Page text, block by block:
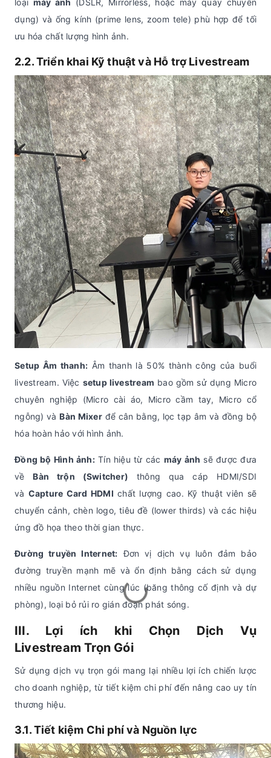
loại máy ảnh (DSLR, Mirrorless, hoặc máy quay chuyên
dụng) và ống kính (prime lens, zoom tele) phù hợp để tối
ưu hóa chất lượng hình ảnh.
2.2. Triển khai Kỹ thuật và Hỗ trợ Livestream
Setup Âm thanh: Âm thanh là 50% thành công của buổi
livestream. Việc setup livestream bao gồm sử dụng Micro
chuyên nghiệp (Micro cài áo, Micro cầm tay, Micro cổ
ngỗng) vàBàn Mixerđể cân bằng, lọc tạp âm và đồng bộ
hóa hoàn hảo với hình ảnh.
Đồng bộ Hình ảnh:Tín hiệu từ các máy ảnh sẽ được đưa
vềBàn trộn (Switcher) thông qua cáp HDMI/SDI
và Capture Card HDMI chất lượng cao. Kỹ thuật viên sẽ
chuyển cảnh, chèn logo, tiêu đề (lower thirds) và các hiệu
ứng đồ họa theo thời gian thực.
Đường truyền Internet: Đơn vị dịch vụ luôn đảm bảo
đường truyền mạnh mẽ và ổn định bằng cách sử dụng
nhiều nguồn Internet cùng lúc (băng thông cố định và dự
phòng), loại bỏ rủi ro gián đoạn phát sóng.
III. Lợi ích khi Chọn Dịch Vụ
Livestream Trọn Gói
Sử dụng dịch vụ trọn gói mang lại nhiều lợi ích chiến lược
cho doanh nghiệp, từ tiết kiệm chi phí đến nâng cao uy tín
thương hiệu.
3.1. Tiết kiệm Chi phí và Nguồn lực